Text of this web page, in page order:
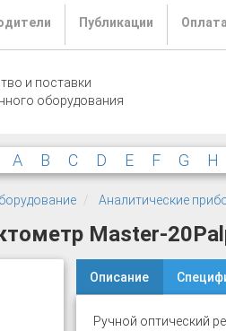
Публикации Оплата
и поставки
оборудования
A B C D E F G
Аналитические
Master-
Описание
Ручной оптический